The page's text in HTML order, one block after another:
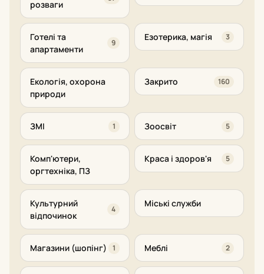
розваги
Готелі та
апартаменти
9
Езотерика, магія 3
Екологія, охорона
природи
Закрито 160
ЗМІ 1 Зоосвіт 5
Комп'ютери,
оргтехніка, ПЗ
Краса і здоров'я 5
Культурний
відпочинок
4
Міські служби
Магазини (шопінг) 1 Меблі 2